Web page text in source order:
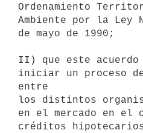
Ordenamiento
Ambiente por la Ley
de mayo de 1990;
II) que este
iniciar un proceso
entre
los distintos
en el mercado en el
créditos